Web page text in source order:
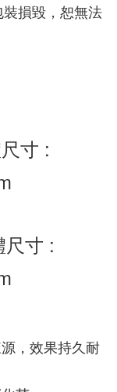
裝損毀，恕無法
寸 :
尺寸 :
，效果持久耐